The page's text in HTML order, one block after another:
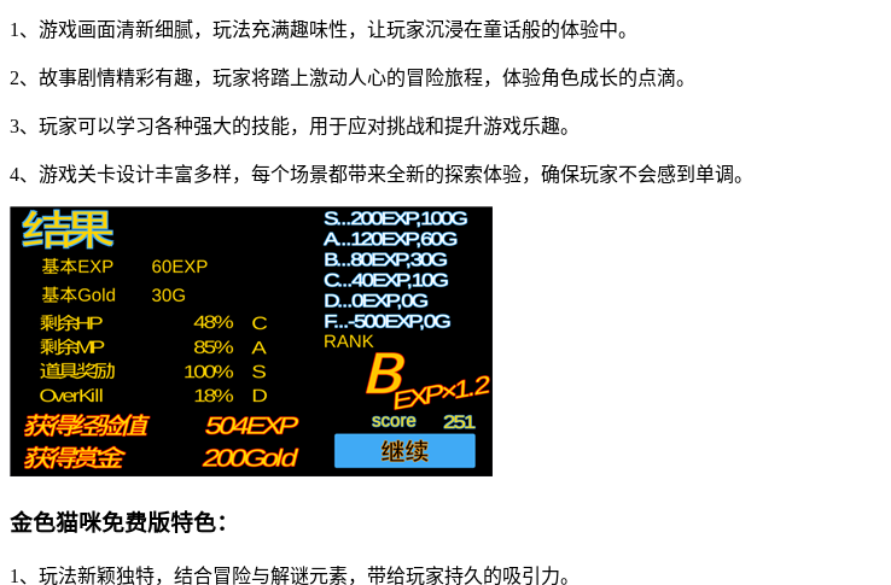
1、游戏画面清新细腻，玩法充满趣味性，让玩家沉浸在童话般的体验中。
2、故事剧情精彩有趣，玩家将踏上激动人心的冒险旅程，体验角色成长的点滴。
3、玩家可以学习各种强大的技能，用于应对挑战和提升游戏乐趣。
4、游戏关卡设计丰富多样，每个场景都带来全新的探索体验，确保玩家不会感到单调。
金色猫咪免费版特色：
1、玩法新颖独特，结合冒险与解谜元素，带给玩家持久的吸引力。